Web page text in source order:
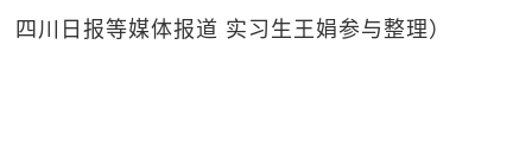
四川日报等媒体报道 实习生王娟参与整理）